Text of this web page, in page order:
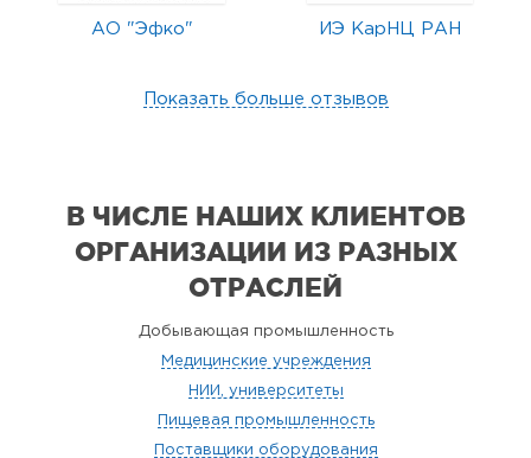
АО "Эфко" ИЭ КарНЦ РАН
Показать больше отзывов
В ЧИСЛЕ НАШИХ КЛИЕНТОВ
ОРГАНИЗАЦИИ ИЗ РАЗНЫХ
ОТРАСЛЕЙ
Добывающая промышленность
Медицинские учреждения
НИИ, университеты
Пищевая промышленность
Поставщики оборудования